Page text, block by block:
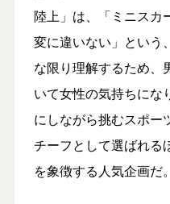
陸上」は、「ミニスカ
変に違いない」という
な限り理解するため、
いて女性の気持ちにな
にしながら挑むスポー
チーフとして選ばれる
を象徴する人気企画だ。